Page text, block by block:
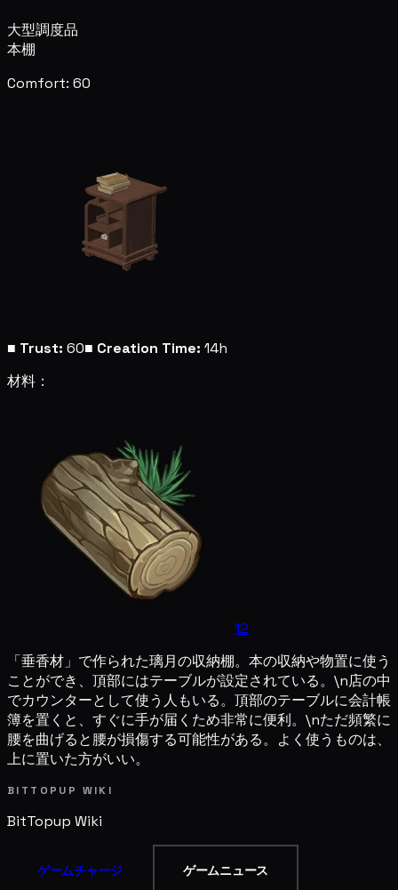
大型調度品
本棚
Comfort: 60
■ Trust: 60■ Creation Time: 14h
材料：
12
「垂香材」で作られた璃月の収納棚。本の収納や物置に使う
ことができ、頂部にはテーブルが設定されている。\n店の中
でカウンターとして使う人もいる。頂部のテーブルに会計帳
簿を置くと、すぐに手が届くため非常に便利。\nただ頻繁に
腰を曲げると腰が損傷する可能性がある。よく使うものは、
上に置いた方がいい。
BITTOPUP WIKI
BitTopup Wiki
ゲームチャージ ゲームニュース